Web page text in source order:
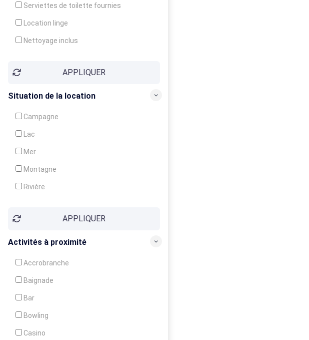
Serviettes de toilette fournies
Location linge
Nettoyage inclus
Garde d'enfants
Crèche
APPLIQUER
Situation de la location
Campagne
Lac
Mer
Montagne
Rivière
APPLIQUER
Activités à proximité
Accrobranche
Baignade
Bar
Bowling
Casino